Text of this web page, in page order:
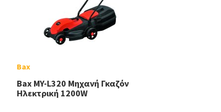
Bax
Bax MY-L320 Μηχανή Γκαζόν
Ηλεκτρική 1200W